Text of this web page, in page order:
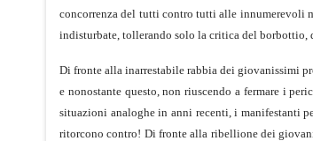
concorrenza del tutti contro tutti alle innumerevoli
indisturbate, tollerando solo la critica del borbottio,
Di fronte alla inarrestabile rabbia dei giovanissimi
e nonostante questo, non riuscendo a fermare i
situazioni analoghe in anni recenti, i manifestanti
ritorcono contro! Di fronte alla ribellione dei